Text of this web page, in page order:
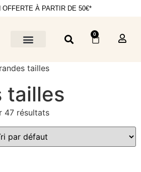
OFFERTE À PARTIR DE 50€*
0
tailles
tailles
47 résultats